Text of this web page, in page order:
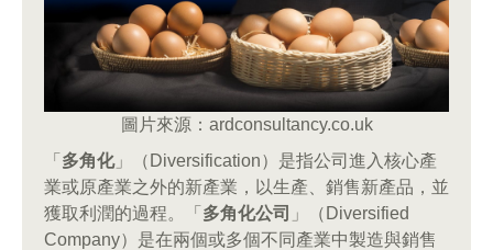
圖片來源：ardconsultancy.co.uk
「 多角化」（Diversification）是指公司進入核心產
業或原產業之外的新產業，以生產、銷售新產品，並
獲取利潤的過程。「 多角化公司 」（Diversified
Company）是在兩個或多個不同產業中製造與銷售